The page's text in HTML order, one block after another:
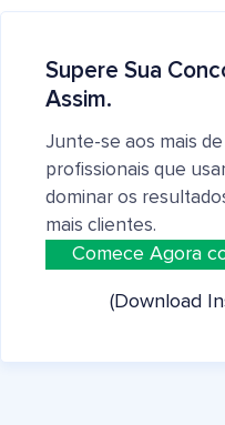
Supere Sua
Assim.
Junte-se aos mais
profissionais que
dominar os
mais clientes.
Comece Agora
(Download